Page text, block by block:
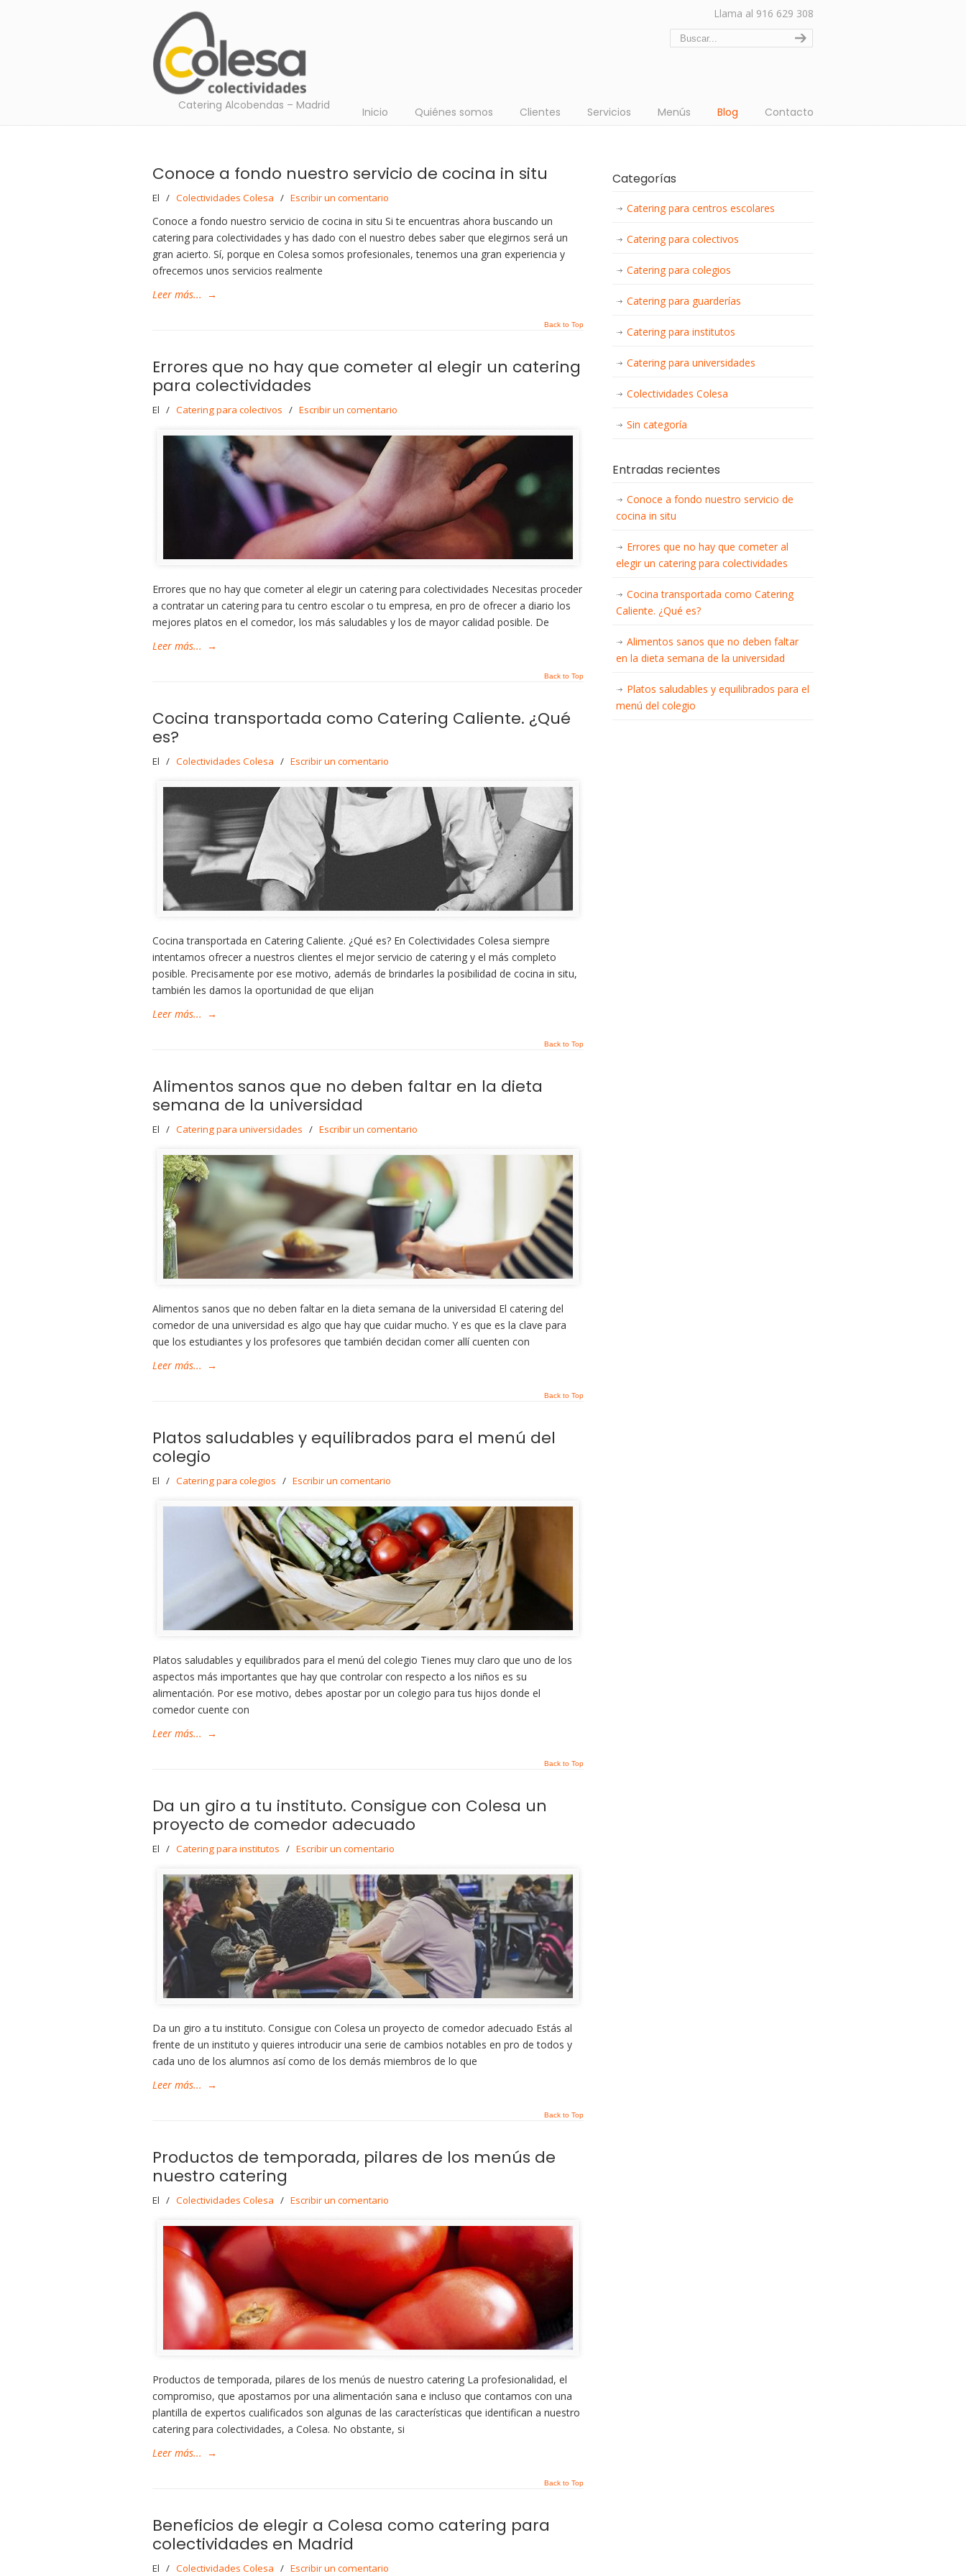
Catering Alcobendas – Madrid
Llama al 916 629 308
Inicio Quiénes somos Clientes Servicios Menús Blog Contacto
Conoce a fondo nuestro servicio de cocina in situ
El / Colectividades Colesa / Escribir un comentario
Conoce a fondo nuestro servicio de cocina in situ Si te encuentras ahora buscando un
catering para colectividades y has dado con el nuestro debes saber que elegirnos será un
gran acierto. Sí, porque en Colesa somos profesionales, tenemos una gran experiencia y
ofrecemos unos servicios realmente
Leer más... →
Back to Top
Errores que no hay que cometer al elegir un catering
para colectividades
El / Catering para colectivos / Escribir un comentario
Errores que no hay que cometer al elegir un catering para colectividades Necesitas proceder
a contratar un catering para tu centro escolar o tu empresa, en pro de ofrecer a diario los
mejores platos en el comedor, los más saludables y los de mayor calidad posible. De
Leer más... →
Back to Top
Cocina transportada como Catering Caliente. ¿Qué
es?
El / Colectividades Colesa / Escribir un comentario
Cocina transportada en Catering Caliente. ¿Qué es? En Colectividades Colesa siempre
intentamos ofrecer a nuestros clientes el mejor servicio de catering y el más completo
posible. Precisamente por ese motivo, además de brindarles la posibilidad de cocina in situ,
también les damos la oportunidad de que elijan
Leer más... →
Back to Top
Alimentos sanos que no deben faltar en la dieta
semana de la universidad
El / Catering para universidades / Escribir un comentario
Alimentos sanos que no deben faltar en la dieta semana de la universidad El catering del
comedor de una universidad es algo que hay que cuidar mucho. Y es que es la clave para
que los estudiantes y los profesores que también decidan comer allí cuenten con
Leer más... →
Back to Top
Platos saludables y equilibrados para el menú del
colegio
El / Catering para colegios / Escribir un comentario
Platos saludables y equilibrados para el menú del colegio Tienes muy claro que uno de los
aspectos más importantes que hay que controlar con respecto a los niños es su
alimentación. Por ese motivo, debes apostar por un colegio para tus hijos donde el
comedor cuente con
Leer más... →
Back to Top
Da un giro a tu instituto. Consigue con Colesa un
proyecto de comedor adecuado
El / Catering para institutos / Escribir un comentario
Da un giro a tu instituto. Consigue con Colesa un proyecto de comedor adecuado Estás al
frente de un instituto y quieres introducir una serie de cambios notables en pro de todos y
cada uno de los alumnos así como de los demás miembros de lo que
Leer más... →
Back to Top
Productos de temporada, pilares de los menús de
nuestro catering
El / Colectividades Colesa / Escribir un comentario
Productos de temporada, pilares de los menús de nuestro catering La profesionalidad, el
compromiso, que apostamos por una alimentación sana e incluso que contamos con una
plantilla de expertos cualificados son algunas de las características que identifican a nuestro
catering para colectividades, a Colesa. No obstante, si
Leer más... →
Back to Top
Beneficios de elegir a Colesa como catering para
colectividades en Madrid
El / Colectividades Colesa / Escribir un comentario
Categorías
Catering para centros escolares
Catering para colectivos
Catering para colegios
Catering para guarderías
Catering para institutos
Catering para universidades
Colectividades Colesa
Sin categoría
Entradas recientes
Conoce a fondo nuestro servicio de
cocina in situ
Errores que no hay que cometer al
elegir un catering para colectividades
Cocina transportada como Catering
Caliente. ¿Qué es?
Alimentos sanos que no deben faltar
en la dieta semana de la universidad
Platos saludables y equilibrados para el
menú del colegio